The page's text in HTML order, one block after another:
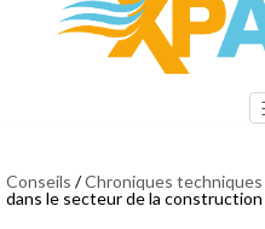
Conseils /Chroniques techniques
dans le secteur de la construction